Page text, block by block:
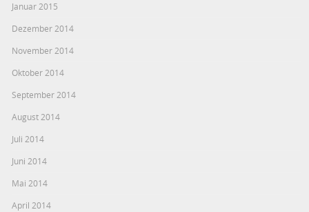
Januar 2015
Dezember 2014
November 2014
Oktober 2014
September 2014
August 2014
Juli 2014
Juni 2014
Mai 2014
April 2014